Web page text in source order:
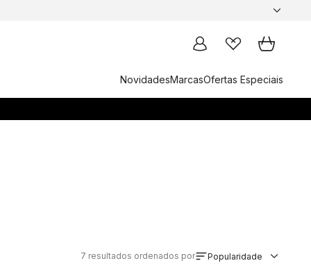
NovidadesMarcasOfertas Especiais
7 resultados ordenados por Popularidade